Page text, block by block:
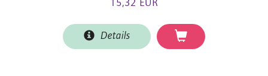
15,32 EUR
Details